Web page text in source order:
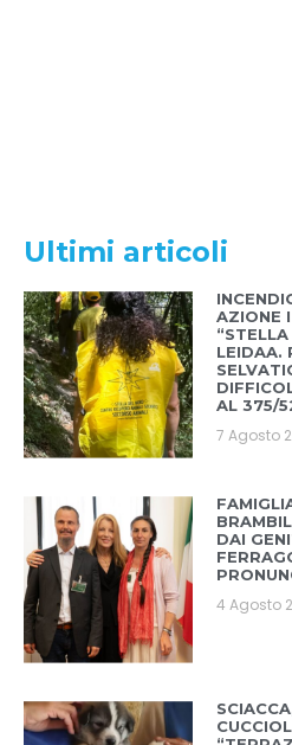
Ultimi articoli
AZIONE
LEIDAA.
AL 375/
7 Agosto
DAI
4 Agosto